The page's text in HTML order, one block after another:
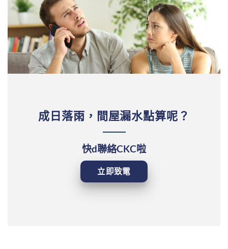
成日落雨，間屋漏水點算呢？
快d聯絡CKC啦
立即致電